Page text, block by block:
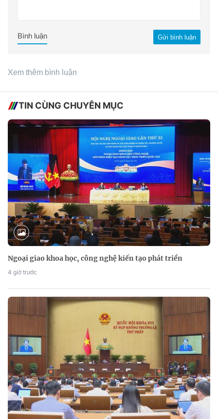
Gửi bình luận
Bình luận
Xem thêm bình luận
TIN CÙNG CHUYÊN MỤC
Ngoại giao khoa học, công nghệ kiến tạo phát triển
4 giờ trước